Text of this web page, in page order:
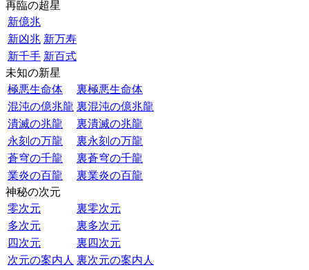
再臨の超星
新億兆
新凶兆 新万寿
新千手 新百式
未知の新星
極悪生命体
裏極悪生命体
混沌の億兆龍 裏混沌の億兆龍
潰滅の兆龍
裏潰滅の兆龍
永刻の万龍
裏永刻の万龍
蒼穹の千龍
裏蒼穹の千龍
業炎の百龍
裏業炎の百龍
神秘の次元
零次元
裏零次元
多次元
裏多次元
四次元
裏四次元
次元の案内人 裏次元の案内人